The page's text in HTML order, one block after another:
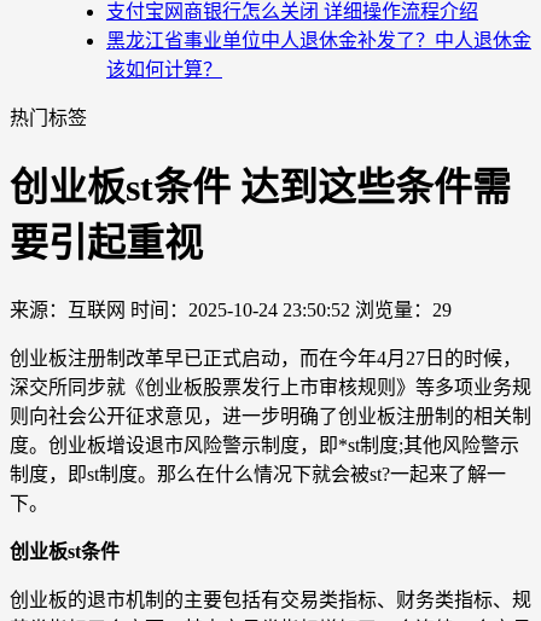
支付宝网商银行怎么关闭 详细操作流程介绍
黑龙江省事业单位中人退休金补发了？中人退休金
该如何计算？
热门标签
创业板st条件 达到这些条件需
要引起重视
来源：互联网 时间：2025-10-24 23:50:52 浏览量：29
创业板注册制改革早已正式启动，而在今年4月27日的时候，
深交所同步就《创业板股票发行上市审核规则》等多项业务规
则向社会公开征求意见，进一步明确了创业板注册制的相关制
度。创业板增设退市风险警示制度，即*st制度;其他风险警示
制度，即st制度。那么在什么情况下就会被st?一起来了解一
下。
创业板st条件
创业板的退市机制的主要包括有交易类指标、财务类指标、规